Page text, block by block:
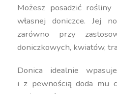
Możesz posadzić
własnej doniczce. Jej
zarówno przy
doniczkowych, kwiatów,
Donica idealnie
i z pewnością doda mu